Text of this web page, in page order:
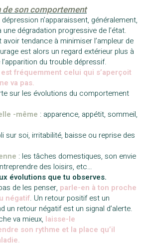
de son comportement
n’apparaissent, généralement,
dégradation progressive de l’état.
tendance à minimiser l’ampleur de
est alors un regard extérieur plus à
du trouble dépressif.
fréquemment celui qui s’aperçoit
va pas.
sur les évolutions du comportement
-même : apparence, appétit, sommeil,
sur soi, irritabilité, baisse ou reprise des
: les tâches domestiques, son envie
des loisirs, etc…
évolutions que tu observes.
de les penser, parle-en à ton proche
négatif. Un retour positif est un
un retour négatif est un signal d’alerte.
va mieux, laisse-le
son rythme et la place qu’il